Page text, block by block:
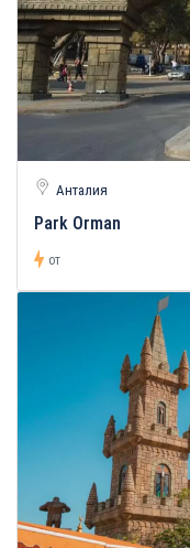
Анталия
Park Orman
от